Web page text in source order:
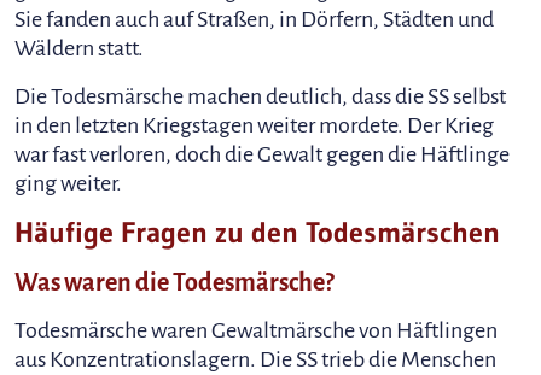
Sie fanden auch auf Straßen, in Dörfern, Städten und
Wäldern statt.
Die Todesmärsche machen deutlich, dass die SS selbst
in den letzten Kriegstagen weiter mordete. Der Krieg
war fast verloren, doch die Gewalt gegen die Häftlinge
ging weiter.
Häufige Fragen zu den Todesmärschen
Was waren die Todesmärsche?
Todesmärsche waren Gewaltmärsche von Häftlingen
aus Konzentrationslagern. Die SS trieb die Menschen